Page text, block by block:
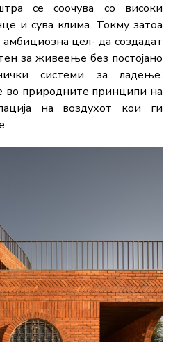
се соочува со високи
и сува клима. Токму затоа
цел- да создадат
за живеење без постојано
системи за ладење.
во природните принципи на
на воздухот кои ги